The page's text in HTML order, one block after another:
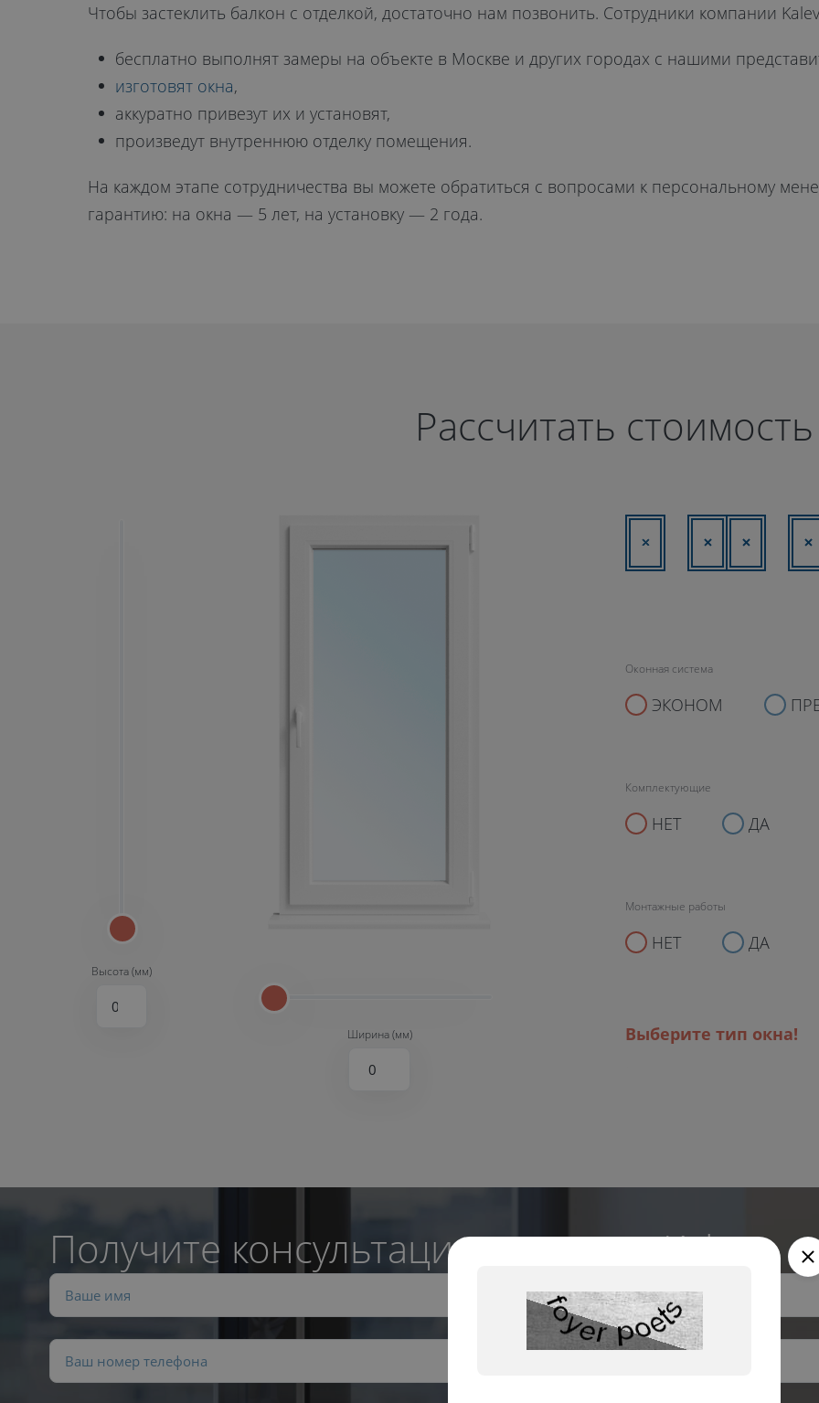
персональных данных . Сполитикой
обработки персональных данных
ознакомлен.
Чтобы застеклить балкон с отделкой, достаточно нам позвонить. Сотрудники компании
бесплатно выполнят замеры на объекте в Москве и других городах с нашими
изготовят окна,
аккуратно привезут их и установят,
произведут внутреннюю отделку помещения.
На каждом этапе сотрудничества вы можете обратиться с вопросами к персональному
гарантию: на окна — 5 лет, на установку — 2 года.
Рассчитать стоимость
Высота (мм)
Ширина (мм)
Оконная система
ЭКОНОМ
Комплектующие
НЕТ ДА
Монтажные работы
НЕТ ДА
Выберите тип окна!
Получите консультацию эксперта Kaleva